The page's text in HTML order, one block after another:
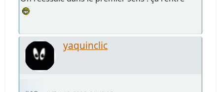
yaquinclic